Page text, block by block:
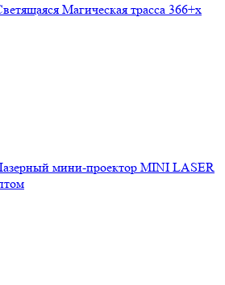
Магическая трасса 366+x
мини-проектор MINI LASER